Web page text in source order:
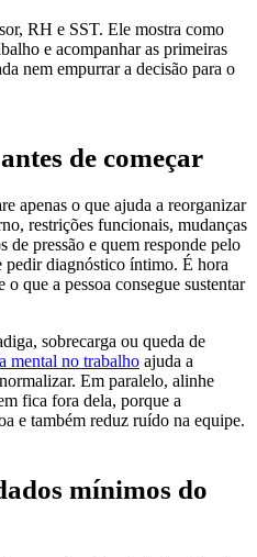
RH e SST. Ele mostra como
e acompanhar as primeiras
nem empurrar a decisão para o
de começar
apenas o que ajuda a reorganizar
restrições funcionais, mudanças
de pressão e quem responde pelo
pedir diagnóstico íntimo. É hora
que a pessoa consegue sustentar
sobrecarga ou queda de
mental no trabalho ajuda a
Em paralelo, alinhe
fica fora dela, porque a
e também reduz ruído na equipe.
mínimos do